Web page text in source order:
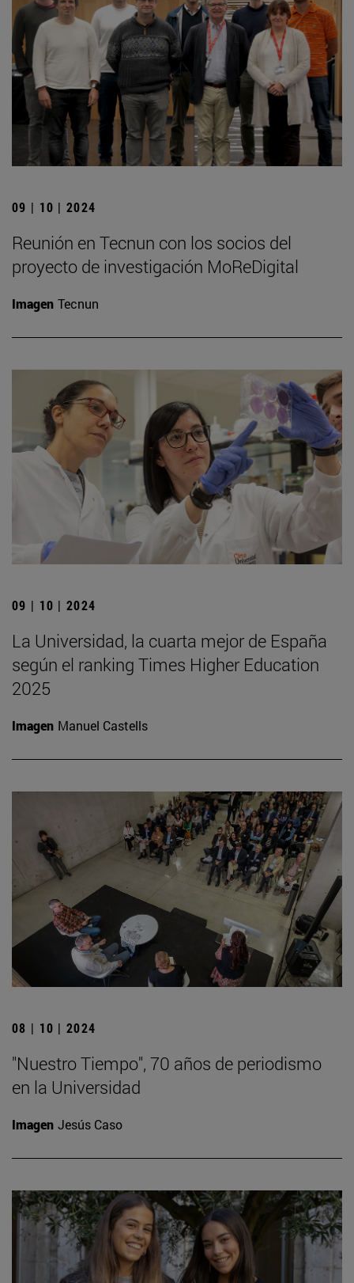
09 | 10 | 2024
Reunión en Tecnun con los socios del
proyecto de investigación MoReDigital
Imagen Tecnun
09 | 10 | 2024
La Universidad, la cuarta mejor de España
según el ranking Times Higher Education
2025
Imagen Manuel Castells
08 | 10 | 2024
"Nuestro Tiempo", 70 años de periodismo
en la Universidad
Imagen Jesús Caso